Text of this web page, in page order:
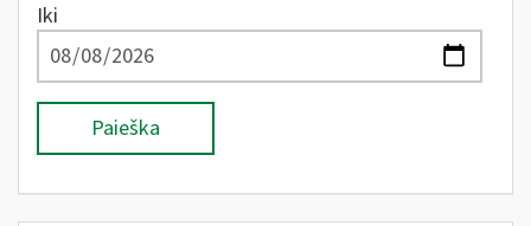
Iki
Paieška